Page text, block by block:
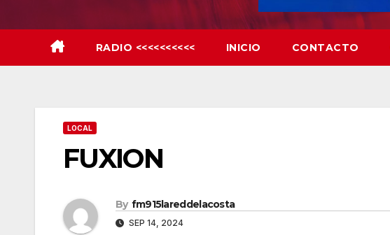
RADIO <<<<<<<<<< INICIO CONTACTO
LOCAL
FUXION
By fm915lareddelacosta
SEP 14, 2024